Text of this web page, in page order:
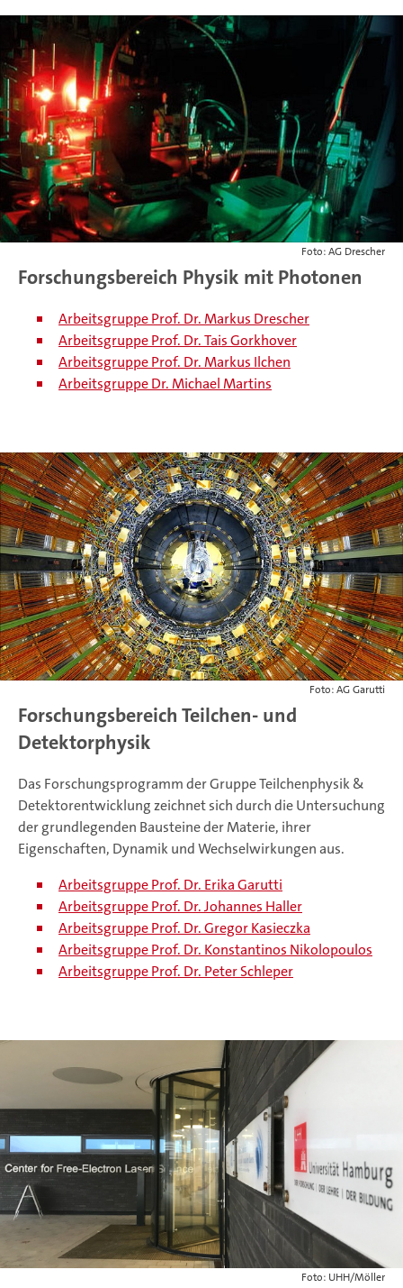
Foto: AG Drescher
Forschungsbereich Physik mit Photonen
Arbeitsgruppe Prof. Dr. Markus Drescher
Arbeitsgruppe Prof. Dr. Tais Gorkhover
Arbeitsgruppe Prof. Dr. Markus Ilchen
Arbeitsgruppe Dr. Michael Martins
Foto: AG Garutti
Forschungsbereich Teilchen- und
Detektorphysik
Das Forschungsprogramm der Gruppe Teilchenphysik &
Detektorentwicklung zeichnet sich durch die Untersuchung
der grundlegenden Bausteine der Materie, ihrer
Eigenschaften, Dynamik und Wechselwirkungen aus.
Arbeitsgruppe Prof. Dr. Erika Garutti
Arbeitsgruppe Prof. Dr. Johannes Haller
Arbeitsgruppe Prof. Dr. Gregor Kasieczka
Arbeitsgruppe Prof. Dr. Konstantinos Nikolopoulos
Arbeitsgruppe Prof. Dr. Peter Schleper
Foto: UHH/Möller